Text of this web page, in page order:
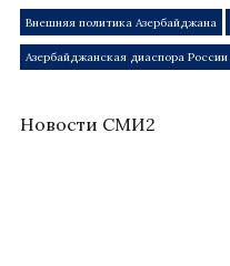
Внешняя политика Азербайджана
Азербайджанская диаспора России
Новости СМИ2